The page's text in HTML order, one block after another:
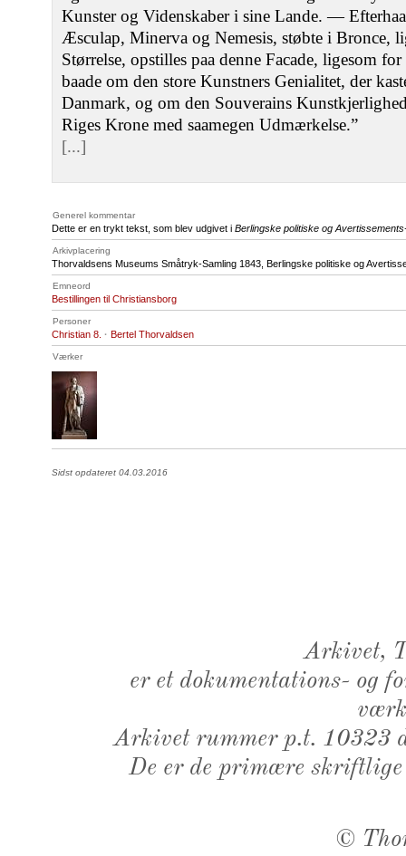
Kunster og Videnskaber i sine Lande. —
Æsculap, Minerva og Nemesis, støbte i Bronce,
Størrelse, opstilles paa denne Facade, ligesom
baade om den store Kunstners Genialitet, der
Danmark, og om den Souverains
Riges Krone med saamegen Udmærkelse.”
[...]
Generel kommentar
Dette er en trykt tekst, som blev udgivet i Berlingske politiske og
Arkivplacering
Thorvaldsens Museums Småtryk-Samling 1843, Berlingske politiske og
Emneord
Bestillingen til Christiansborg
Personer
Christian 8. · Bertel Thorvaldsen
Værker
Sidst opdateret 04.03.2016
Arkivet,
er et dokumentations- og
Arkivet rummer p.t. 10323
De er de primære
©